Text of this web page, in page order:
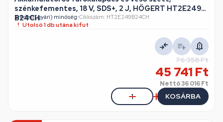
szénkefementes, 18 V, SDS+, 2 J, HÖGERT HT2E249-
B24CH
eredeti (gyári) minőség•Cikkszám: HT2E249B24CH
Utolsó 1 db utána kifut
76 358 Ft
45 741 Ft
Nettó36 016 Ft
KOSÁRBA